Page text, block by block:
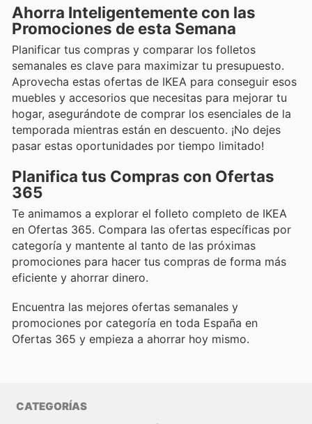
Ahorra Inteligentemente con las
Promociones de esta Semana
Planificar tus compras y comparar los folletos
semanales es clave para maximizar tu presupuesto.
Aprovecha estas ofertas de IKEA para conseguir esos
muebles y accesorios que necesitas para mejorar tu
hogar, asegurándote de comprar los esenciales de la
temporada mientras están en descuento. ¡No dejes
pasar estas oportunidades por tiempo limitado!
Planifica tus Compras con Ofertas
365
Te animamos a explorar el folleto completo de IKEA
en Ofertas 365. Compara las ofertas específicas por
categoría y mantente al tanto de las próximas
promociones para hacer tus compras de forma más
eficiente y ahorrar dinero.
Encuentra las mejores ofertas semanales y
promociones por categoría en toda España en
Ofertas 365 y empieza a ahorrar hoy mismo.
CATEGORÍAS